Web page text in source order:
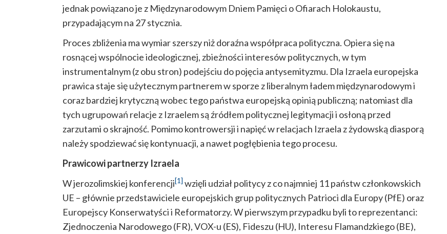
jednak powiązano je z Międzynarodowym Dniem Pamięci o Ofiarach Holokaustu,
przypadającym na 27 stycznia.
Proces zbliżenia ma wymiar szerszy niż doraźna współpraca polityczna. Opiera się na
rosnącej wspólnocie ideologicznej, zbieżności interesów politycznych, w tym
instrumentalnym (z obu stron) podejściu do pojęcia antysemityzmu. Dla Izraela europejska
prawica staje się użytecznym partnerem w sporze z liberalnym ładem międzynarodowym i
coraz bardziej krytyczną wobec tego państwa europejską opinią publiczną; natomiast dla
tych ugrupowań relacje z Izraelem są źródłem politycznej legitymacji i osłoną przed
zarzutami o skrajność. Pomimo kontrowersji i napięć w relacjach Izraela z żydowską diasporą
należy spodziewać się kontynuacji, a nawet pogłębienia tego procesu.
Prawicowi partnerzy Izraela
W jerozolimskiej konferencji[1] wzięli udział politycy z co najmniej 11 państw członkowskich
UE – głównie przedstawiciele europejskich grup politycznych Patrioci dla Europy (PfE) oraz
Europejscy Konserwatyści i Reformatorzy. W pierwszym przypadku byli to reprezentanci:
Zjednoczenia Narodowego (FR), VOX-u (ES), Fideszu (HU), Interesu Flamandzkiego (BE),